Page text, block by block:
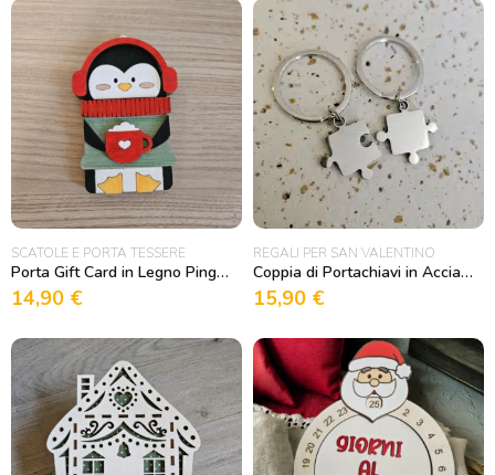
SCATOLE E PORTA TESSERE
Porta Gift Card in Legno Pinguino
14,90 €
REGALI PER SAN VALENTINO
Coppia di Portachiavi in Acciaio a forma di Puzzle
15,90 €